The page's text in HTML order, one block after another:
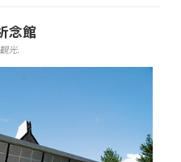
念館
観光.